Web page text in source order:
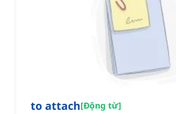
to attach[Động từ]